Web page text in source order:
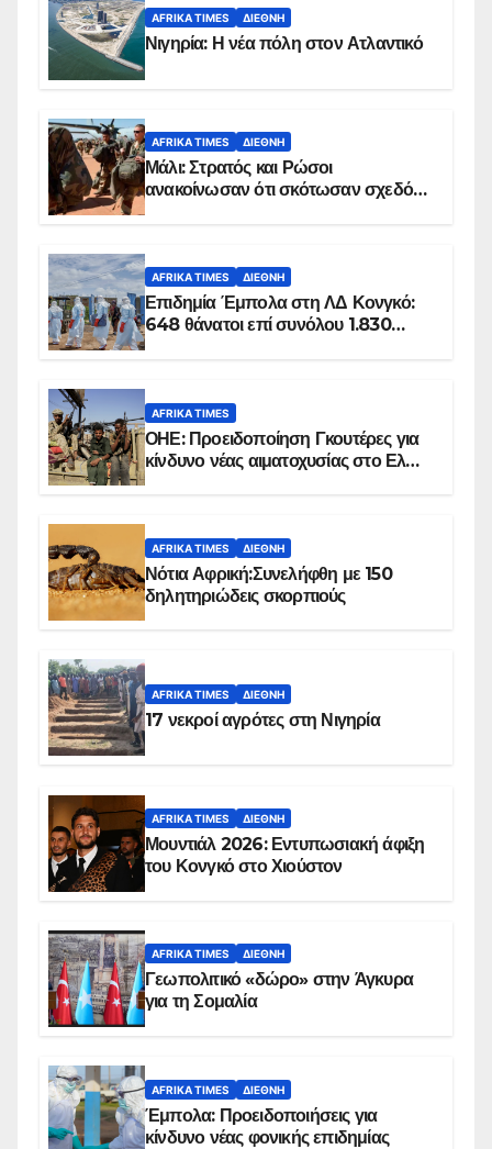
AFRIKA TIMES ΔΙΕΘΝΉ
Νιγηρία: Η νέα πόλη στον Ατλαντικό
AFRIKA TIMES ΔΙΕΘΝΉ
Μάλι: Στρατός και Ρώσοι
ανακοίνωσαν ότι σκότωσαν σχεδόν
AFRIKA TIMES ΔΙΕΘΝΉ
Επιδημία Έμπολα στη ΛΔ Κονγκό:
648 θάνατοι επί συνόλου 1.830
AFRIKA TIMES
ΟΗΕ: Προειδοποίηση Γκουτέρες για
κίνδυνο νέας αιματοχυσίας στο Ελ
AFRIKA TIMES ΔΙΕΘΝΉ
Νότια Αφρική:Συνελήφθη με 150
δηλητηριώδεις σκορπιούς
AFRIKA TIMES ΔΙΕΘΝΉ
17 νεκροί αγρότες στη Νιγηρία
AFRIKA TIMES ΔΙΕΘΝΉ
Μουντιάλ 2026: Εντυπωσιακή άφιξη
του Κονγκό στο Χιούστον
AFRIKA TIMES ΔΙΕΘΝΉ
Γεωπολιτικό «δώρο» στην Άγκυρα
για τη Σομαλία
AFRIKA TIMES ΔΙΕΘΝΉ
Έμπολα: Προειδοποιήσεις για
κίνδυνο νέας φονικής επιδημίας